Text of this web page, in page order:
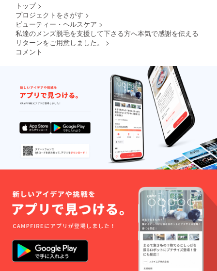
です。
キャ
けの
SPECIA
Lメ
ニュー
です。
※施術時
間は各
回120分
程度。※
早く終
わる場
合もご
ざいま
す。 ※
限は、
最初の
来店か
ら1年間
有効で
す。
トップ >
プロジェクトをさがす >
ビューティー・ヘルスケア >
私達のメンズ脱毛を支援して下さる方へ本気で感謝を伝える
リターンをご用意しました。
>
コメント